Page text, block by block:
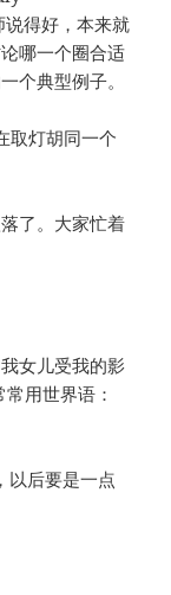
得好，本来就
哪一个圈合适
个典型例子。
取灯胡同一个
了。大家忙着
女儿受我的影
用世界语：
以后要是一点